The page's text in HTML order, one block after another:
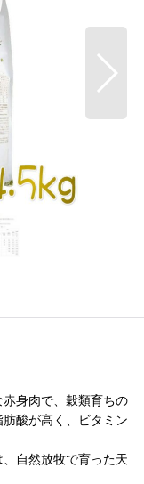
身肉で、穀類育ちの
酸が高く、ビタミン
自然放牧で育った天